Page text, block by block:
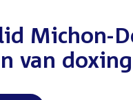
Michon-
van doxing